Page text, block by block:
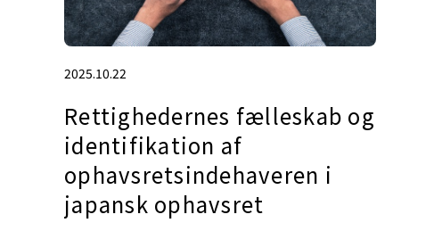
2025.10.22
Rettighedernes fælleskab og
identifikation af
ophavsretsindehaveren i
japansk ophavsret